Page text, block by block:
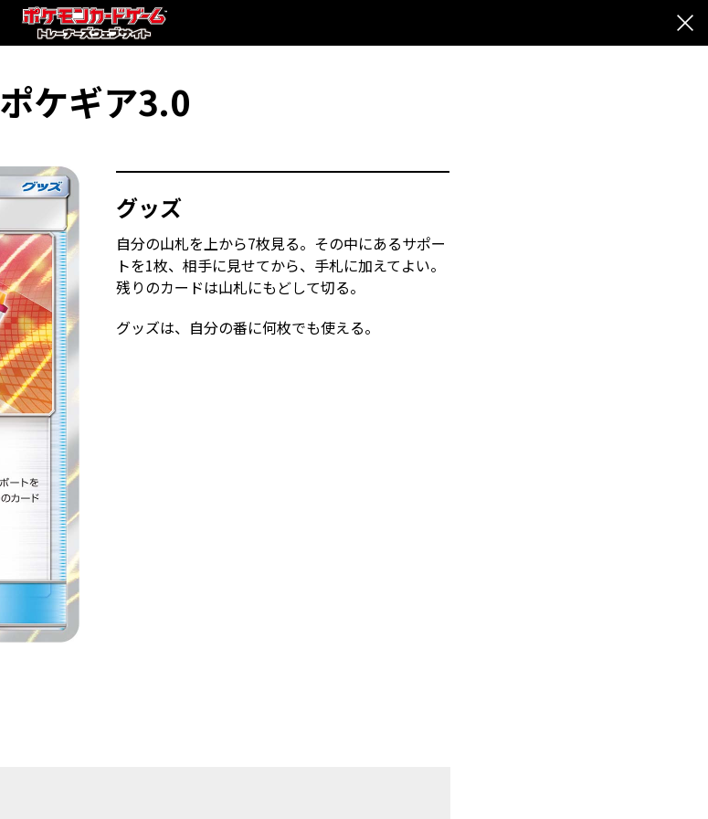
ポケギア3.0
グッズ
自分の山札を上から7枚見る。その中にあるサポー
トを1枚、相手に見せてから、手札に加えてよい。
残りのカードは山札にもどして切る。
グッズは、自分の番に何枚でも使える。